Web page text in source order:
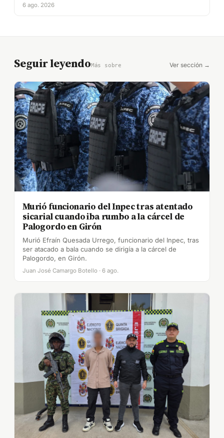
6 ago. 2026
Seguir leyendoMás sobre Ver sección →
Murió funcionario del Inpec tras atentado
sicarial cuando iba rumbo a la cárcel de
Palogordo en Girón
Murió Efraín Quesada Urrego, funcionario del Inpec, tras
ser atacado a bala cuando se dirigía a la cárcel de
Palogordo, en Girón.
Juan José Camargo Botello · 6 ago.